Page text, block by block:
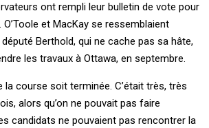
ont rempli leur bulletin de vote pour
O’Toole et MacKay se ressemblaient
Berthold, qui ne cache pas sa hâte,
les travaux à Ottawa, en septembre.
la course soit terminée. C’était très, très
alors qu’on ne pouvait pas faire
candidats ne pouvaient pas rencontrer la